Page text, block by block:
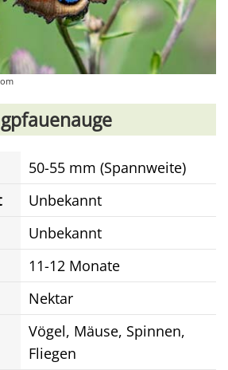
50-55 mm (Spannweite)
Unbekannt
Unbekannt
11-12 Monate
Nektar
Vögel, Mäuse, Spinnen,
Fliegen